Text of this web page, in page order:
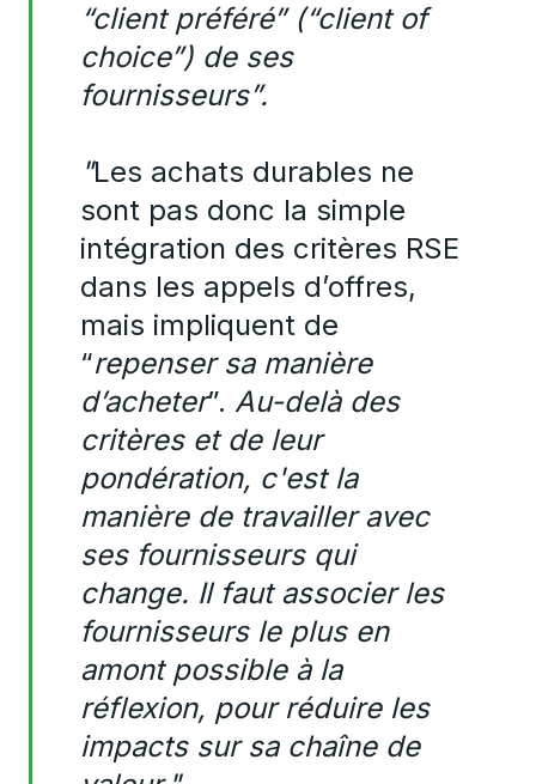
“client préféré” (“client of
choice”) de ses
fournisseurs”.
"Les achats durables ne
sont pas donc la simple
intégration des critères RSE
dans les appels d’offres,
mais impliquent de
“repenser sa manière
d’acheter”. Au-delà des
critères et de leur
pondération, c'est la
manière de travailler avec
ses fournisseurs qui
change. Il faut associer les
fournisseurs le plus en
amont possible à la
réflexion, pour réduire les
impacts sur sa chaîne de